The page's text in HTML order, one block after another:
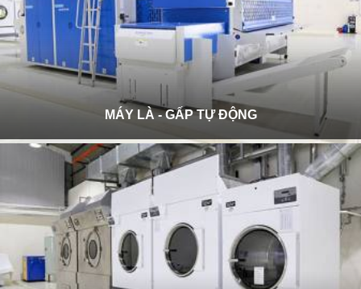
MÁY LÀ - GẤP TỰ ĐỘNG